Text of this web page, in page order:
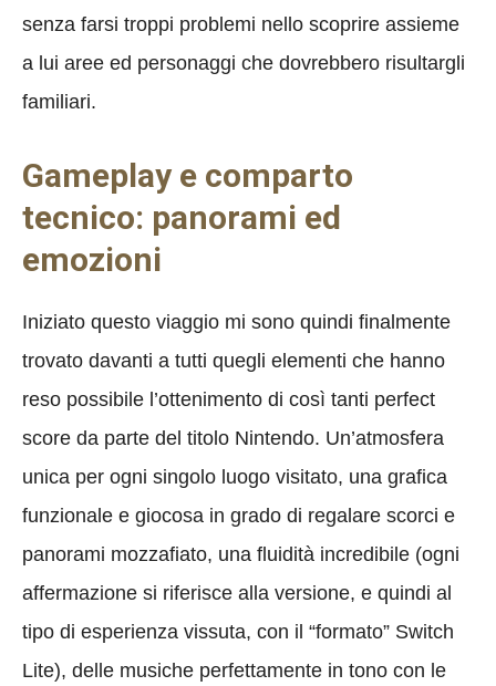
senza farsi troppi problemi nello scoprire assieme
a lui aree ed personaggi che dovrebbero risultargli
familiari.
Gameplay e comparto
tecnico: panorami ed
emozioni
Iniziato questo viaggio mi sono quindi finalmente
trovato davanti a tutti quegli elementi che hanno
reso possibile l’ottenimento di così tanti perfect
score da parte del titolo Nintendo. Un’atmosfera
unica per ogni singolo luogo visitato, una grafica
funzionale e giocosa in grado di regalare scorci e
panorami mozzafiato, una fluidità incredibile (ogni
affermazione si riferisce alla versione, e quindi al
tipo di esperienza vissuta, con il “formato” Switch
Lite), delle musiche perfettamente in tono con le